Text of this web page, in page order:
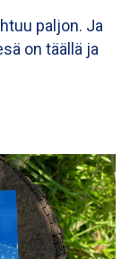
paljon. Ja
on täällä ja